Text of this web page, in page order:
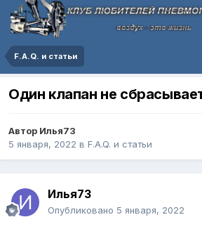
F.A.Q. и статьи
Один клапан не
Автор Илья73
5 января, 2022 в F.A.Q. и статьи
Илья73
Опубликовано 5 января, 2022